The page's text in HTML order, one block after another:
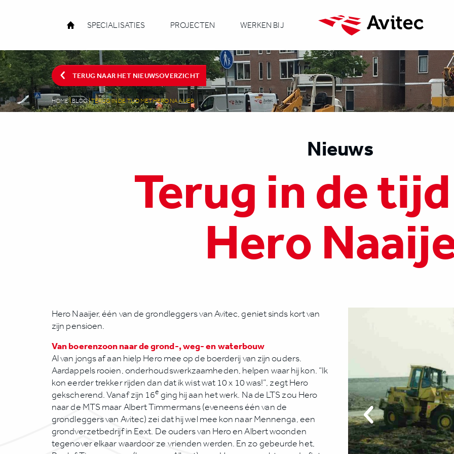
SPECIALISATIES PROJECTEN WERKEN BIJ
TERUG NAAR HET NIEUWSOVERZICHT
HOME|BLOG|TERUG IN DE TIJD MET HERO NAAIJER
Nieuws
Terug in de
Hero
Hero Naaijer, één van de grondleggers van Avitec, geniet sinds kort van
zijn pensioen.
Van boerenzoon naar de grond-, weg- en waterbouw
Al van jongs af aan hielp Hero mee op de boerderij van zijn ouders.
Aardappels rooien, onderhoudswerkzaamheden, helpen waar hij kon. “Ik
kon eerder trekker rijden dan dat ik wist wat 10 x 10 was!”, zegt Hero
gekscherend. Vanaf zijn 16e ging hij aan het werk. Na de LTS zou Hero
naar de MTS maar Albert Timmermans (eveneens één van de
grondleggers van Avitec) zei dat hij wel mee kon naar Mennenga, een
grondverzetbedrijf in Eext. De ouders van Hero en Albert woonden
tegenover elkaar waardoor ze vrienden werden. En zo gebeurde het,